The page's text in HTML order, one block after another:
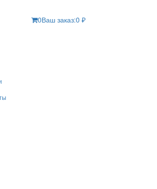
0Ваш заказ:0 ₽